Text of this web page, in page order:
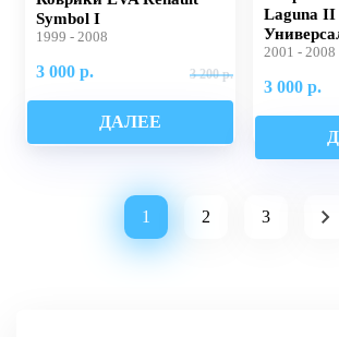
Symbol I
1999 - 2008
3 000 р. 3 200 р.
ДАЛЕЕ
Laguna II
2001 - 2008
3 000 р.
1 2 3